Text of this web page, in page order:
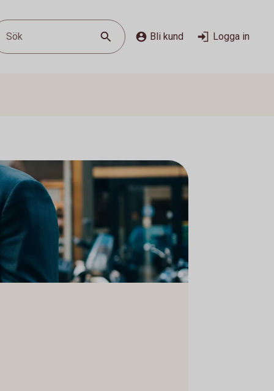
Sök Bli kund Logga in